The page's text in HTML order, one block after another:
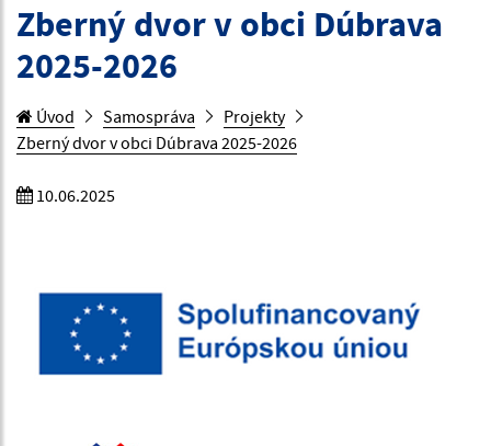
Zberný dvor v obci Dúbrava
2025-2026
Úvod Samospráva
Projekty
Zberný dvor v obci Dúbrava 2025-2026
10.06.2025